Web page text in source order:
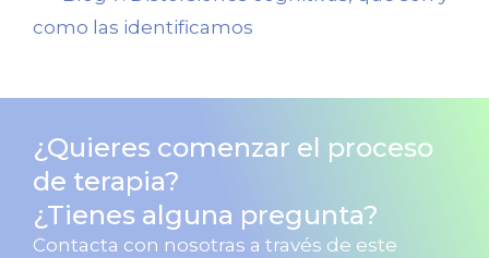
como las identificamos
¿Quieres comenzar el proceso
de terapia?
¿Tienes alguna pregunta?
Contacta con nosotras a través de este